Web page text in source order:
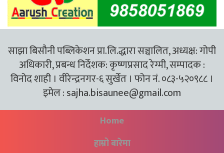
साझा बिसौनी पब्लिकेशन प्रा.लि.द्धारा सञ्चालित, अध्यक्ष: गोपी
अधिकारी, प्रबन्ध निर्देशक: कृष्णप्रसाद रेग्मी, सम्पादक :
विनोद शाही । वीरेन्द्रनगर-६ सुर्खेत । फोन नं. ०८३-५२०९८८ ।
इमेल :sajha.bisaunee@gmail.com
Home
हाम्रो बारेमा